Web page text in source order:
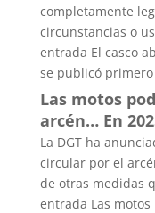
completamente
circunstancias o
entrada El casco
se publicó
Las motos
arcén… En
La DGT ha
circular por el
de otras medidas
entrada Las